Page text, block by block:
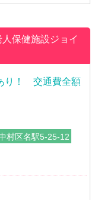
保健施設ジョイ
り！ 交通費全額
村区名駅5-25-12